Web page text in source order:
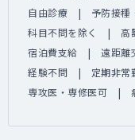
自由診療
予防接種
科目不問を除く
高
宿泊費支給
遠距離
経験不問
定期非常
専攻医・専修医可